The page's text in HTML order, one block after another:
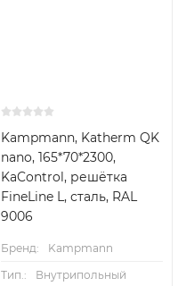
Kampmann, Katherm QK
nano, 165*70*2300,
KaControl, решётка
FineLine L, сталь, RAL
9006
Бренд:
Kampmann
Тип.:
Внутрипольный